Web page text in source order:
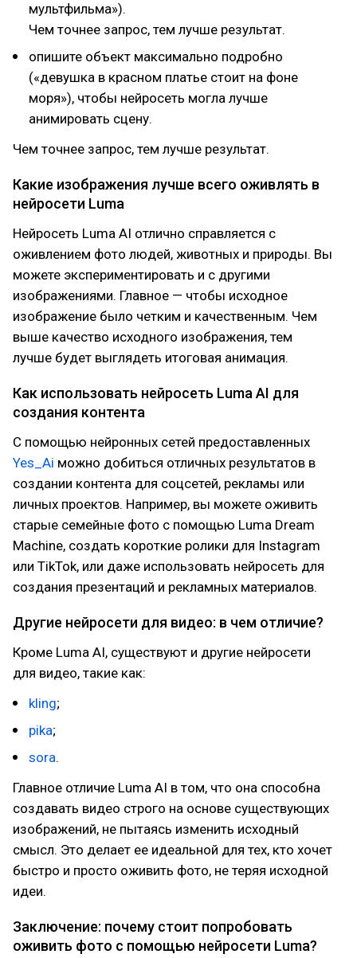
мультфильма»).
Чем точнее запрос, тем лучше результат.
опишите объект максимально подробно
(«девушка в красном платье стоит на фоне
моря»), чтобы нейросеть могла лучше
анимировать сцену.
Чем точнее запрос, тем лучше результат.
Какие изображения лучше всего оживлять в
нейросети Luma
Нейросеть Luma AI отлично справляется с
оживлением фото людей, животных и природы. Вы
можете экспериментировать и с другими
изображениями. Главное — чтобы исходное
изображение было четким и качественным. Чем
выше качество исходного изображения, тем
лучше будет выглядеть итоговая анимация.
Как использовать нейросеть Luma AI для
создания контента
С помощью нейронных сетей предоставленных
Yes_Ai можно добиться отличных результатов в
создании контента для соцсетей, рекламы или
личных проектов. Например, вы можете оживить
старые семейные фото с помощью Luma Dream
Machine, создать короткие ролики для Instagram
или TikTok, или даже использовать нейросеть для
создания презентаций и рекламных материалов.
Другие нейросети для видео: в чем отличие?
Кроме Luma AI, существуют и другие нейросети
для видео, такие как:
kling;
pika;
sora.
Главное отличие Luma AI в том, что она способна
создавать видео строго на основе существующих
изображений, не пытаясь изменить исходный
смысл. Это делает ее идеальной для тех, кто хочет
быстро и просто оживить фото, не теряя исходной
идеи.
Заключение: почему стоит попробовать
оживить фото с помощью нейросети Luma?